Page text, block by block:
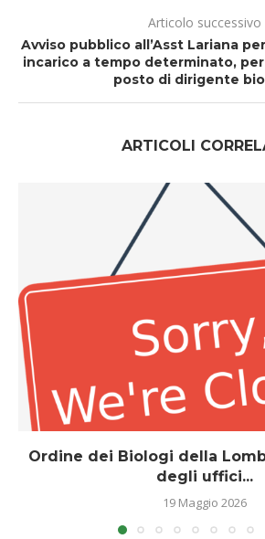
Articolo successivo
Avviso pubblico all’Asst Lariana
incarico a tempo determinato, per
posto di dirigente
ARTICOLI
Ordine dei Biologi della
degli uffici...
19 Maggio 2026